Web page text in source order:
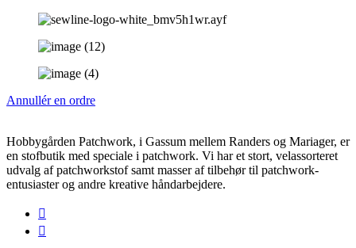
Annullér en ordre
Hobbygården Patchwork, i Gassum mellem Randers og Mariager, er
en stofbutik med speciale i patchwork. Vi har et stort, velassorteret
udvalg af patchworkstof samt masser af tilbehør til patchwork-
entusiaster og andre kreative håndarbejdere.